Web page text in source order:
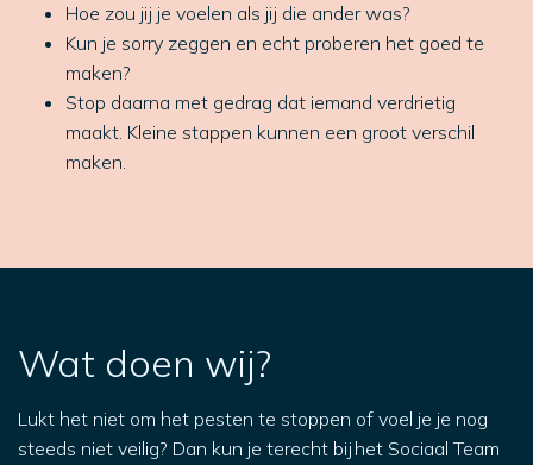
Hoe zou jij je voelen als jij die ander was?
Kun je sorry zeggen en echt proberen het goed te
maken?
Stop daarna met gedrag dat iemand verdrietig
maakt. Kleine stappen kunnen een groot verschil
maken.
Wat doen wij?
Lukt het niet om het pesten te stoppen of voel je je nog
steeds niet veilig? Dan kun je terecht bij het Sociaal Team